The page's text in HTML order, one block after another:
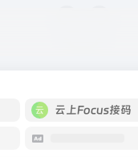
云上Focus接码